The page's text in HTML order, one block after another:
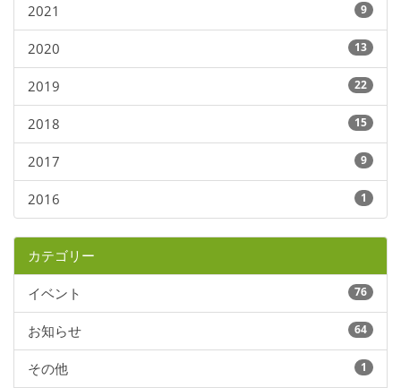
2021 9
2020 13
2019 22
2018 15
2017 9
2016 1
カテゴリー
イベント 76
お知らせ 64
その他 1